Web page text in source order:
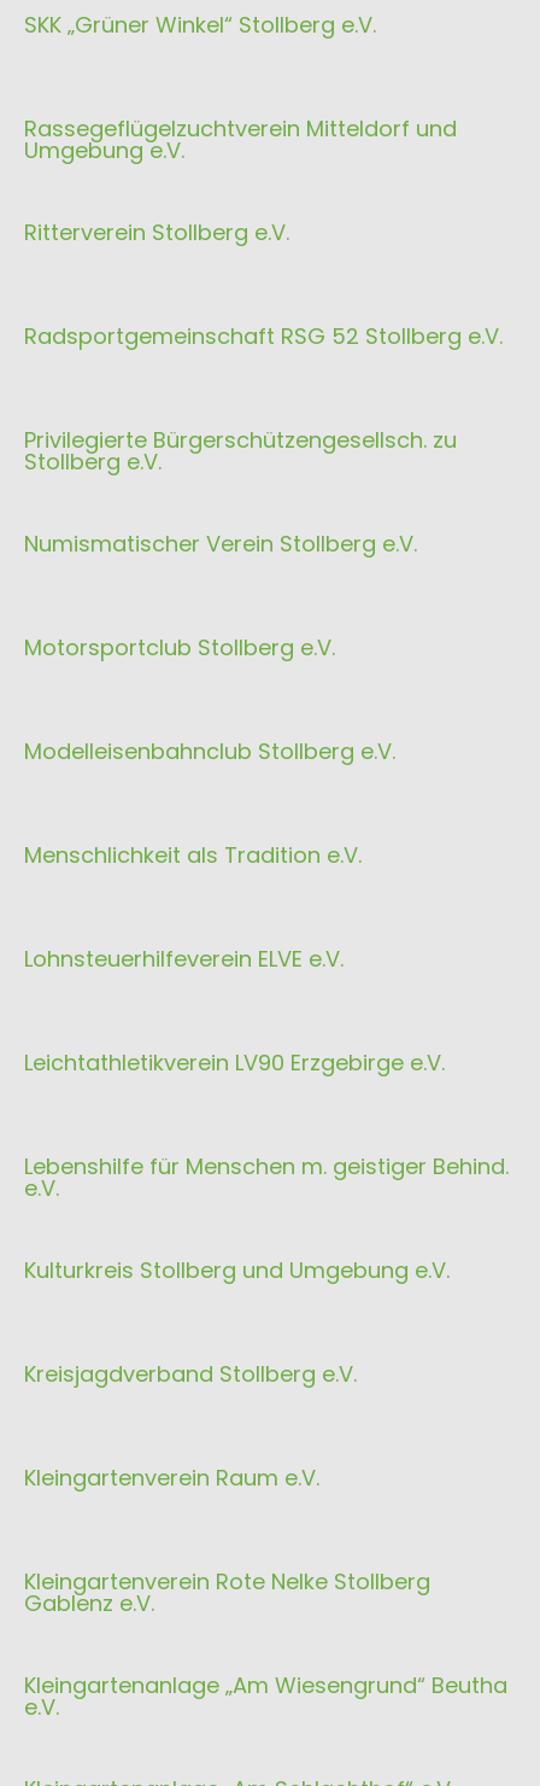
SKK „Grüner Winkel“ Stollberg e.V.
Rassegeflügelzuchtverein Mitteldorf und
Umgebung e.V.
Ritterverein Stollberg e.V.
Radsportgemeinschaft RSG 52 Stollberg e.V.
Privilegierte Bürgerschützengesellsch. zu
Stollberg e.V.
Numismatischer Verein Stollberg e.V.
Motorsportclub Stollberg e.V.
Modelleisenbahnclub Stollberg e.V.
Menschlichkeit als Tradition e.V.
Lohnsteuerhilfeverein ELVE e.V.
Leichtathletikverein LV90 Erzgebirge e.V.
Lebenshilfe für Menschen m. geistiger Behind.
e.V.
Kulturkreis Stollberg und Umgebung e.V.
Kreisjagdverband Stollberg e.V.
Kleingartenverein Raum e.V.
Kleingartenverein Rote Nelke Stollberg
Gablenz e.V.
Kleingartenanlage „Am Wiesengrund“ Beutha
e.V.